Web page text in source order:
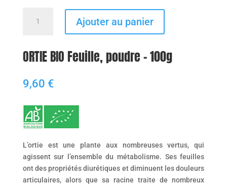
Feuille,
-
Ajouter au panier
ORTIE BIO Feuille, poudre – 100g
9,60 €
L’ortie est une plante aux nombreuses vertus, qui
agissent sur l’ensemble du métabolisme. Ses feuilles
ont des propriétés diurétiques et diminuent les douleurs
articulaires, alors que sa racine traite de nombreux